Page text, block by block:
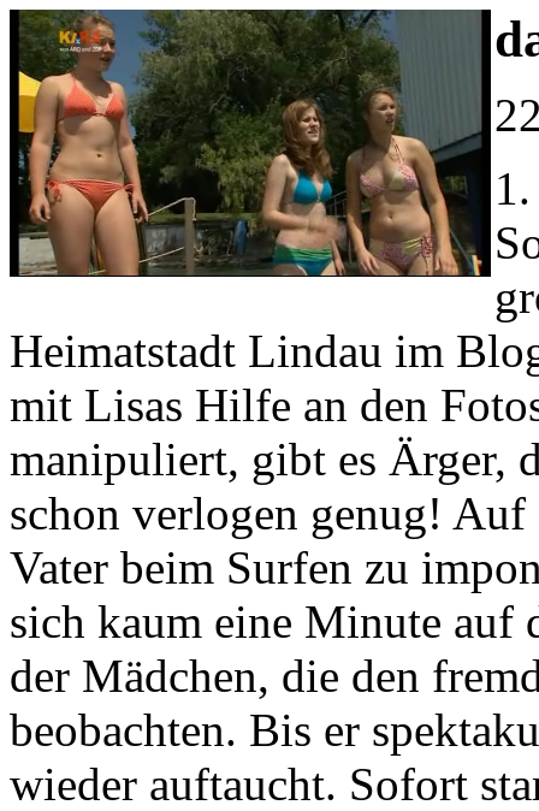
Heimatstadt Lindau im
mit Lisas Hilfe an den
manipuliert, gibt es Ärger,
schon verlogen genug! Auf
Vater beim Surfen zu
sich kaum eine Minute auf
der Mädchen, die den
beobachten. Bis er
wieder auftaucht. Sofort